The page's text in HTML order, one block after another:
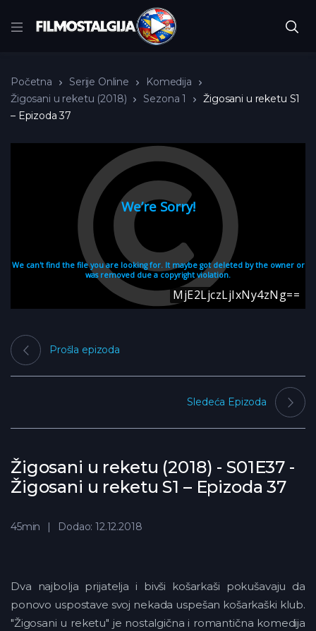
Početna Serije Online
Komedija
Žigosani u reketu (2018)
Sezona 1
Žigosani u reketu S1
– Epizoda 37
Žigosani u reketu (2018) - S01E37 -
Žigosani u reketu S1 – Epizoda 37
Prošla epizoda
Sledeća Epizoda
45min Dodao: 12.12.2018
Dva najbolja prijatelja i bivši košarkaši pokušavaju da
ponovo uspostave svoj nekada uspešan košarkaški klub.
"Žigosani u reketu" je nostalgična i romantična komedija